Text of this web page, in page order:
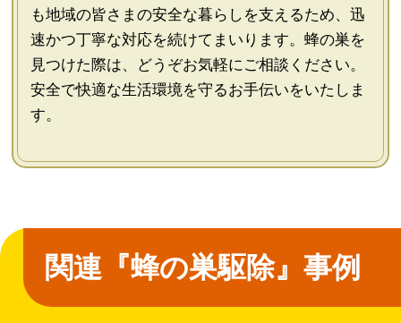
も地域の皆さまの安全な暮らしを支えるため、迅
速かつ丁寧な対応を続けてまいります。蜂の巣を
見つけた際は、どうぞお気軽にご相談ください。
安全で快適な生活環境を守るお手伝いをいたしま
す。
関連『蜂の巣駆除』事例